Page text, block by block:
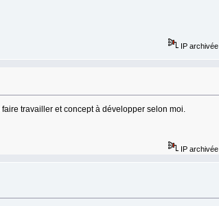
IP archivée
travailler et concept à développer selon moi.
IP archivée